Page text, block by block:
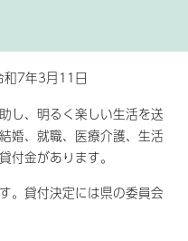
7年3月11日
し、明るく楽しい生活を送
婚、就職、医療介護、生活
付金があります。
。貸付決定には県の委員会